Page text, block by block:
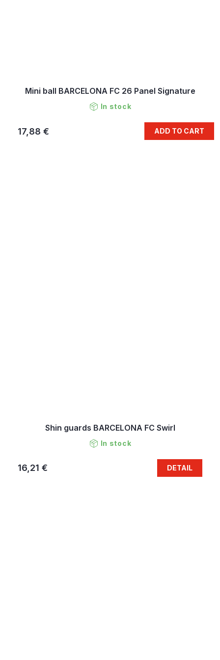
Mini ball BARCELONA FC 26 Panel Signature
In stock
17,88 € ADD TO CART
Shin guards BARCELONA FC Swirl
In stock
16,21 € DETAIL